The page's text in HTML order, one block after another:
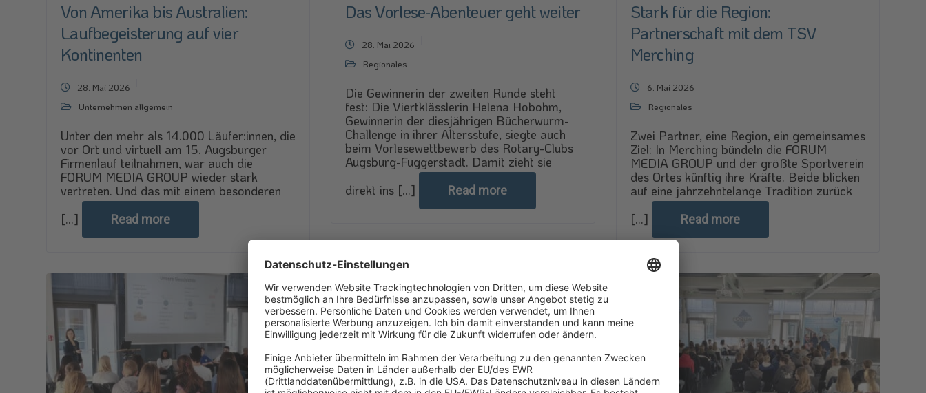
Von Amerika bis Australien:
Laufbegeisterung auf vier
Kontinenten
28. Mai 2026
Unternehmen allgemein
Unter den mehr als 14.000 Läufer:innen, die
vor Ort und virtuell am 15. Augsburger
Firmenlauf teilnahmen, war auch die
FORUM MEDIA GROUP wieder stark
vertreten. Und das mit einem besonderen
[...]
Read more
Das Vorlese-Abenteuer geht weiter
28. Mai 2026
Regionales
Die Gewinnerin der zweiten Runde steht
fest: Die Viertklässlerin Helena Hobohm,
Gewinnerin der diesjährigen Bücherwurm-
Challenge in ihrer Altersstufe, siegte auch
beim Vorlesewettbewerb des Rotary-Clubs
Augsburg-Fuggerstadt. Damit zieht sie
direkt ins [...]
Read more
Stark für die Region:
Partnerschaft mit dem TSV
Merching
6. Mai 2026
Regionales
Zwei Partner, eine Region, ein gemeinsames
Ziel: In Merching bündeln die FORUM
MEDIA GROUP und der größte Sportverein
des Ortes künftig ihre Kräfte. Beide blicken
auf eine jahrzehntelange Tradition zurück
[...]
Read more